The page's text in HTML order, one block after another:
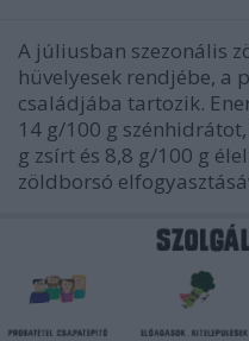
A júliusban szezonális
hüvelyesek rendjébe, a
családjába tartozik.
14 g/100 g
g zsírt és 8,8 g/100 g
zöldborsó